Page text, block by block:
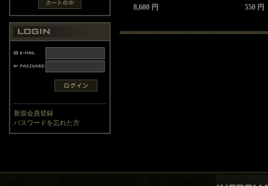
新規会員登録
パスワードを忘れた方
8,680 円 550 円